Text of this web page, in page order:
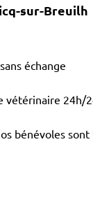
sur-Breuilh
échange
vétérinaire 24h/
bénévoles sont